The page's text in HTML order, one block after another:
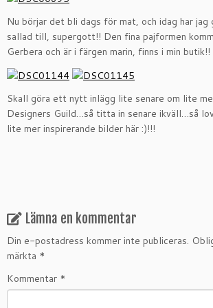
Nu börjar det bli dags för mat, och idag har jag
sallad till, supergott!! Den fina pajformen
Gerbera och är i färgen marin, finns i min butik!!
Skall göra ett nytt inlägg lite senare om lite
Designers Guild…så titta in senare ikväll…så
lite mer inspirerande bilder här :)!!!
Lämna en kommentar
Din e-postadress kommer inte publiceras.
märkta *
Kommentar *